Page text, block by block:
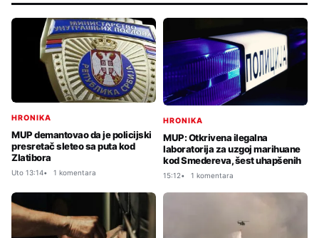
HRONIKA
MUP demantovao da je policijski
presretač sleteo sa puta kod
Zlatibora
Uto 13:14 1 komentara
HRONIKA
MUP: Otkrivena ilegalna
laboratorija za uzgoj marihuane
kod Smedereva, šest uhapšenih
15:12 1 komentara